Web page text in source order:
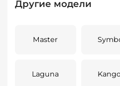
Другие модели
Master
Laguna